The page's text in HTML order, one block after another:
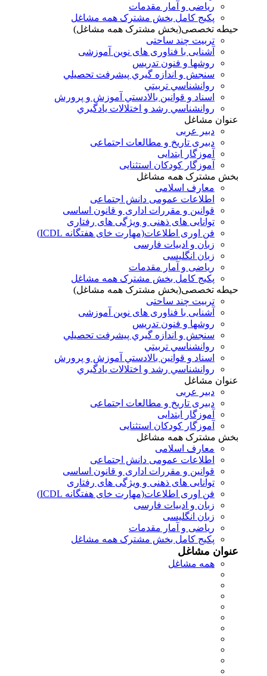
ریاضی و آمار مقدمات
پکیج کامل بخش مشترک همه مشاغل
حیطه تخصصی(بخش مشترک همه مشاغل)
تربیت چند ساحتی
آشنایی با فناوری های نوین آموزشی
روشها و فنون تدريس
سنجش و اندازه گيري پيشرفت تحصيلي
روانشناسي تربيتي
اسناد و قوانين بالادستي آموزش و پرورش
روانشناسي رشد و اختلالات يادگيري
عنوان مشاغل
دبير عربی
دبیری تاریخ و مطالعات اجتماعی
آموزگار ابتدایی
آموزگار کودکان استثنایی
بخش مشترک همه مشاغل
معارف اسلامی
اطلاعات عمومی دانش اجتماعی
قوانین و مقررات اداری و قانون اساسی
توانایی های ذهنی و ویژگی های رفتاری
فن اوری اطلاعات(مهارت خای هفتگانه ICDL)
زبان و ادبیات فارسی
زبان انگلیسی
ریاضی و آمار مقدمات
پکیج کامل بخش مشترک همه مشاغل
حیطه تخصصی(بخش مشترک همه مشاغل)
تربیت چند ساحتی
آشنایی با فناوری های نوین آموزشی
روشها و فنون تدريس
سنجش و اندازه گيري پيشرفت تحصيلي
روانشناسي تربيتي
اسناد و قوانين بالادستي آموزش و پرورش
روانشناسي رشد و اختلالات يادگيري
عنوان مشاغل
دبير عربی
دبیری تاریخ و مطالعات اجتماعی
آموزگار ابتدایی
آموزگار کودکان استثنایی
بخش مشترک همه مشاغل
معارف اسلامی
اطلاعات عمومی دانش اجتماعی
قوانین و مقررات اداری و قانون اساسی
توانایی های ذهنی و ویژگی های رفتاری
فن اوری اطلاعات(مهارت خای هفتگانه ICDL)
زبان و ادبیات فارسی
زبان انگلیسی
ریاضی و آمار مقدمات
پکیج کامل بخش مشترک همه مشاغل
عنوان مشاغل
همه مشاغل